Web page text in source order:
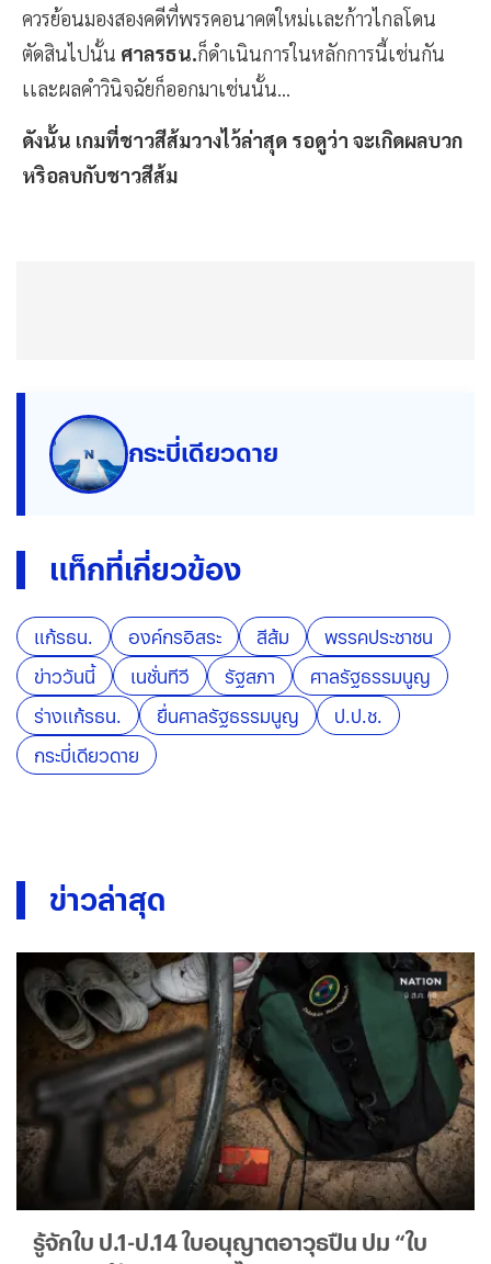
ควรย้อนมองสองคดีที่พรรคอนาคตใหม่เเละก้าวไกลโดน
ตัดสินไปนั้น ศาลรธน.ก็ดำเนินการในหลักการนี้เช่นกัน
เเละผลคำวินิจฉัยก็ออกมาเช่นนั้น...
ดังนั้น เกมที่ชาวสีส้มวางไว้ล่าสุด รอดูว่า จะเกิดผลบวก
หริอลบกับชาวสีส้ม
กระบี่เดียวดาย
แท็กที่เกี่ยวข้อง
แก้รธน. องค์กรอิสระ สีส้ม
พรรคประชาชน
ข่าววันนี้
เนชั่นทีวี รัฐสภา
ศาลรัฐธรรมนูญ
ร่างแก้รธน.
ยื่นศาลรัฐธรรมนูญ
ป.ป.ช.
กระบี่เดียวดาย
ข่าวล่าสุด
รู้จักใบ ป.1-ป.14 ใบอนุญาตอาวุธปืน ปม “ใบ